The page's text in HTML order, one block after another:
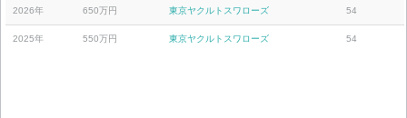
2026年 650万円 東京ヤクルトスワローズ 54
2025年 550万円 東京ヤクルトスワローズ 54